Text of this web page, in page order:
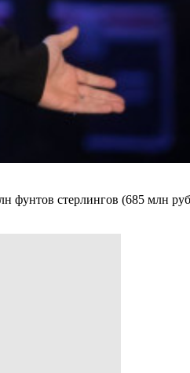
фунтов стерлингов (685 млн